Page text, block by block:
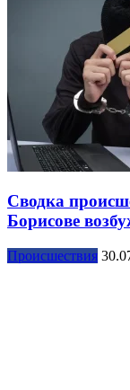
Сводка
Борисове
Происшествия